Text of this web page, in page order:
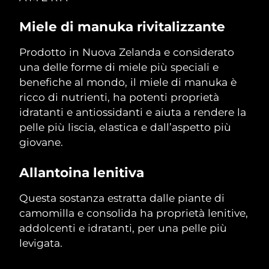
Miele di manuka rivitalizzante
Prodotto in Nuova Zelanda e considerato
una delle forme di miele più speciali e
benefiche al mondo, il miele di manuka è
ricco di nutrienti, ha potenti proprietà
idratanti e antiossidanti e aiuta a rendere la
pelle più liscia, elastica e dall’aspetto più
giovane.
Allantoina lenitiva
Questa sostanza estratta dalle piante di
camomilla e consolida ha proprietà lenitive,
addolcenti e idratanti, per una pelle più
levigata.
Portogallo Consegna stimata
Portorico Consegna stimata
Qatar Consegna stimata8/12/26
Romania
Russia Consegna stimata8/19/26
Arabia Saudita